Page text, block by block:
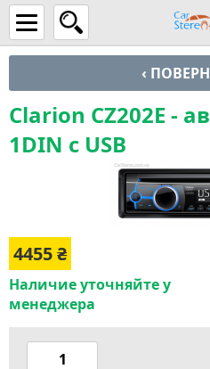
‹
Clarion CZ202E -
1DIN с USB
4455₴
Наличие уточняйте у
менеджера